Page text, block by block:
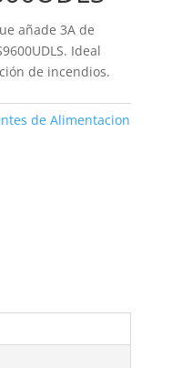
añade 3A de
Ideal
de incendios.
de Alimentacion